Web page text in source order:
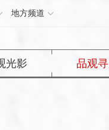
地方频道
光影 品观